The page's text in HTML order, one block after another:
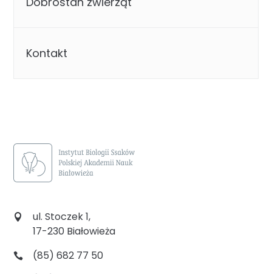
Kontakt
ul. Stoczek 1,
17-230 Białowieża
(85) 682 77 50